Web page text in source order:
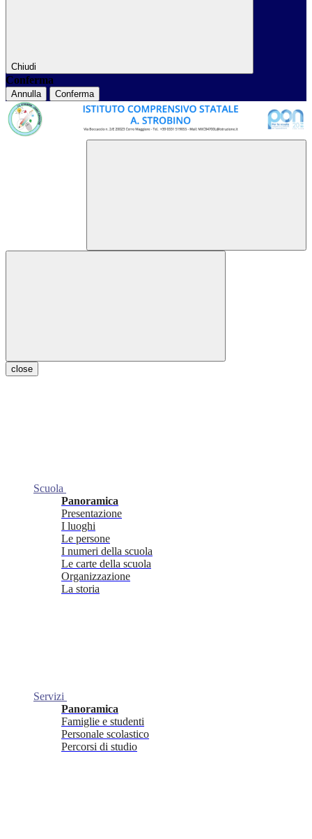
Chiudi
Conferma
Annulla Conferma
close
Scuola
Panoramica
Presentazione
I luoghi
Le persone
I numeri della scuola
Le carte della scuola
Organizzazione
La storia
Servizi
Panoramica
Famiglie e studenti
Personale scolastico
Percorsi di studio